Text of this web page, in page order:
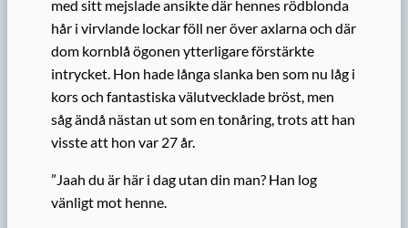
med sitt mejslade ansikte där hennes rödblonda
hår i virvlande lockar föll ner över axlarna och där
dom kornblå ögonen ytterligare förstärkte
intrycket. Hon hade långa slanka ben som nu låg i
kors och fantastiska välutvecklade bröst, men
såg ändå nästan ut som en tonåring, trots att han
visste att hon var 27 år.
”Jaah du är här i dag utan din man? Han log
vänligt mot henne.